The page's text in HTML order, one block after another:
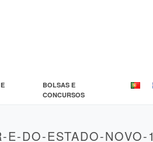
BOLSAS E
CONCURSOS
DO-ESTADO-NOVO-1